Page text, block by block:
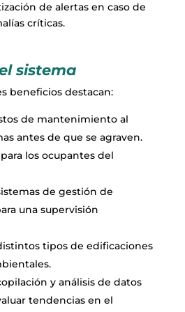
de alertas en caso de
críticas.
sistema
beneficios destacan:
de mantenimiento al
antes de que se agraven.
los ocupantes del
de gestión de
una supervisión
tipos de edificaciones
y análisis de datos
tendencias en el